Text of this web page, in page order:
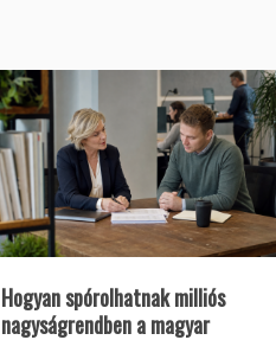
Hogyan spórolhatnak milliós
nagyságrendben a magyar